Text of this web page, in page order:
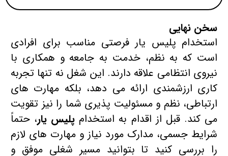
سخن نهایی
استخدام پلیس یار فرصتی مناسب برای افرادی
است که به نظم، خدمت به جامعه و همکاری با
نیروی انتظامی علاقه دارند. این شغل نه تنها تجربه
کاری ارزشمندی ارائه می‌ دهد، بلکه مهارت‌ های
ارتباطی، نظم و مسئولیت‌ پذیری شما را نیز تقویت
می‌ کند. قبل از اقدام به استخدام پلیس یار، حتماً
شرایط جسمی، مدارک مورد نیاز و مهارت‌ های لازم
را بررسی کنید تا بتوانید مسیر شغلی موفق و